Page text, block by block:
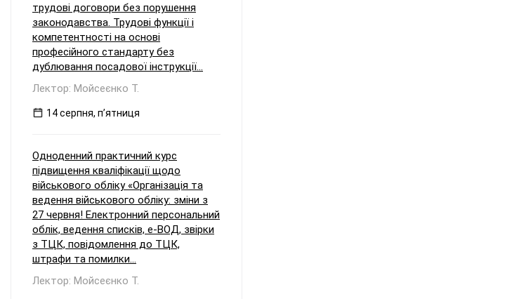
трудові договори без порушення
законодавства. Трудові функції і
компетентності на основі
професійного стандарту без
дублювання посадової інструкції...
Лектор: Мойсеєнко Т.
14 серпня, пʼятниця
Одноденний практичний курс
підвищення кваліфікації щодо
військового обліку «Організація та
ведення військового обліку: зміни з
27 червня! Електронний персональний
облік, ведення списків, е-ВОД, звірки
з ТЦК, повідомлення до ТЦК,
штрафи та помилки...
Лектор: Мойсеєнко Т.